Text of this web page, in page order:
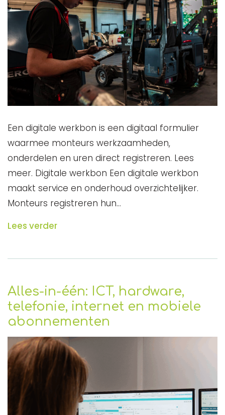
Een digitale werkbon is een digitaal formulier
waarmee monteurs werkzaamheden,
onderdelen en uren direct registreren. Lees
meer. Digitale werkbon Een digitale werkbon
maakt service en onderhoud overzichtelijker.
Monteurs registreren hun…
Lees verder
Alles-in-één: ICT, hardware,
telefonie, internet en mobiele
abonnementen